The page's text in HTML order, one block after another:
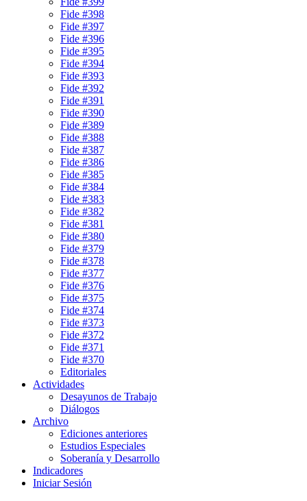
Fide #398
Fide #397
Fide #396
Fide #395
Fide #394
Fide #393
Fide #392
Fide #391
Fide #390
Fide #389
Fide #388
Fide #387
Fide #386
Fide #385
Fide #384
Fide #383
Fide #382
Fide #381
Fide #380
Fide #379
Fide #378
Fide #377
Fide #376
Fide #375
Fide #374
Fide #373
Fide #372
Fide #371
Fide #370
Editoriales
Actividades
Desayunos de Trabajo
Diálogos
Archivo
Ediciones anteriores
Estudios Especiales
Soberanía y Desarrollo
Indicadores
Iniciar Sesión